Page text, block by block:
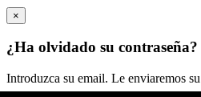
×
¿Ha olvidado su contraseña?
Introduzca su email. Le enviaremos